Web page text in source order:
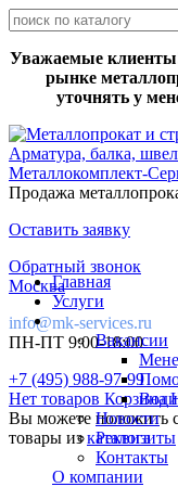
Уважаемые клиенты!
рынке
уточнять у
Продажа
Оставить заявку
Обратный звонок
Москва
info@mk-services.ru
ПН-ПТ 9:00-18:00
+7 (495) 988-97-99
Нет товаров Корзина
Вы можете положить
товары изкаталога
Главная
Услуги
Вакансии
Новости
Реквизиты
Контакты
О компании